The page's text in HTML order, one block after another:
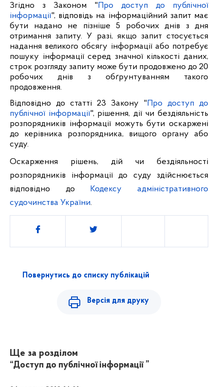
Згідно з Законом " Про доступ до публічної
інформації", відповідь на інформаційний запит має
бути надано не пізніше 5 робочих днів з дня
отримання запиту. У разі, якщо запит стосується
надання великого обсягу інформації або потребує
пошуку інформації серед значної кількості даних,
строк розгляду запиту може бути продовжено до 20
робочих днів з обґрунтуванням такого
продовження.
Відповідно до статті 23 Закону " Про доступ до
публічної інформації", рішення, дії чи бездіяльність
розпорядників інформації можуть бути оскаржені
до керівника розпорядника, вищого органу або
суду.
Оскарження рішень, дій чи бездіяльності
розпорядників інформації до суду здійснюється
відповідно до
Кодексу адміністративного
судочинства України.
Поділитись
Повернутись до списку публікацій
Версія для друку
Ще за розділом
“Доступ до публічної інформації ”